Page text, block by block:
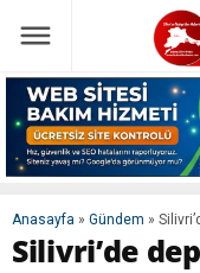
Anasayfa » Gündem »
Silivri’de